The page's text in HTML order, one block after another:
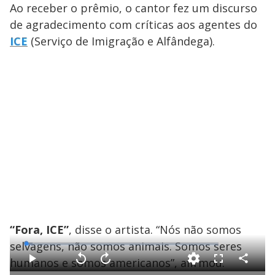
Ao receber o prêmio, o cantor fez um discurso
de agradecimento com críticas aos agentes do
ICE (Serviço de Imigração e Alfândega).
“Fora, ICE”, disse o artista. “Nós não somos
selvagens, não somos animais. Somos seres
humanos e somos americanos”, afirmou.
P V A
L
o
a
d
e F C